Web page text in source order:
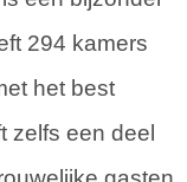
294 kamers
het best
zelfs een deel